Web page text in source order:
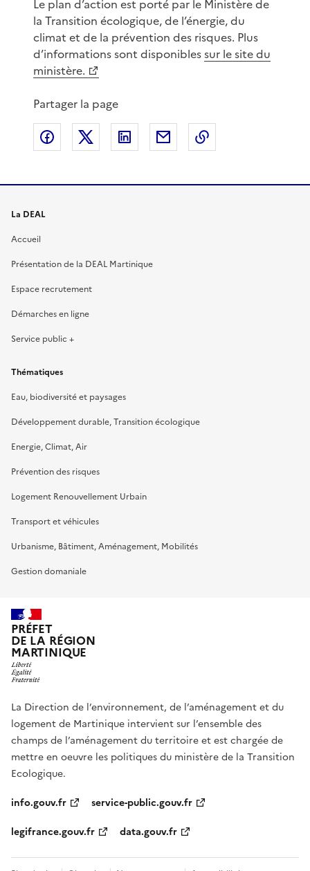
Le plan d’action est porté par le Ministère de
la Transition écologique, de l’énergie, du
climat et de la prévention des risques. Plus
d’informations sont disponiblessur le site du
ministère.
Partager la page
Partager sur Facebook
Partager sur XPartager sur LinkedIn
Partager par email
La DEAL
Accueil
Présentation de la DEAL Martinique
Espace recrutement
Démarches en ligne
Service public +
Thématiques
Eau, biodiversité et paysages
Développement durable, Transition écologique
Energie, Climat, Air
Prévention des risques
Logement Renouvellement Urbain
Transport et véhicules
Urbanisme, Bâtiment, Aménagement, Mobilités
Gestion domaniale
PRÉFET
DE LA RÉGION
MARTINIQUE
La Direction de l’environnement, de l’aménagement et du
logement de Martinique intervient sur l’ensemble des
champs de l’aménagement du territoire et est chargée de
mettre en oeuvre les politiques du ministère de la Transition
Ecologique.
info.gouv.fr
service-public.gouv.fr
legifrance.gouv.fr
data.gouv.fr